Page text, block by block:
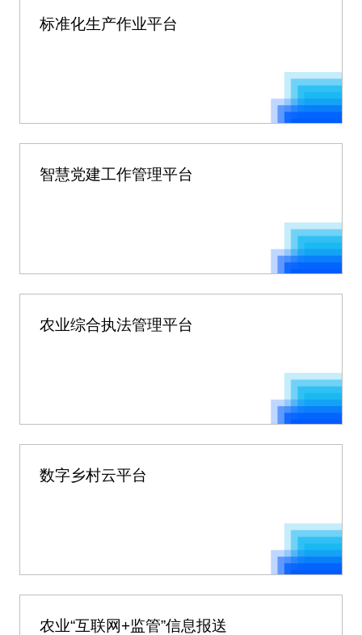
标准化生产作业平台
智慧党建工作管理平台
农业综合执法管理平台
数字乡村云平台
农业“互联网+监管”信息报送